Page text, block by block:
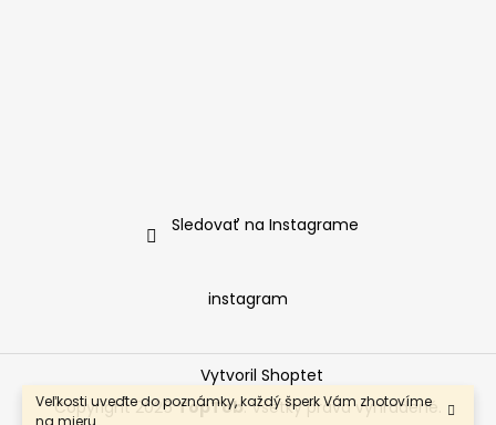
Veľkosti uveďte do poznámky, každý šperk Vám zhotovíme
Sledovať na Instagrame
instagram
Vytvoril Shoptet
Copyright 2026TopTob. Všetky práva vyhradené.